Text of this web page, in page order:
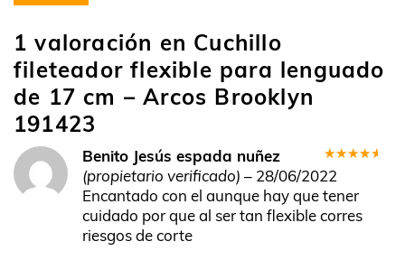
1 valoración en Cuchillo
fileteador flexible para lenguado
de 17 cm – Arcos Brooklyn
191423
Valorado
en
5
Benito Jesús espada nuñez
(propietario verificado) – 28/06/2022
Encantado con el aunque hay que tener
cuidado por que al ser tan flexible corres
riesgos de corte